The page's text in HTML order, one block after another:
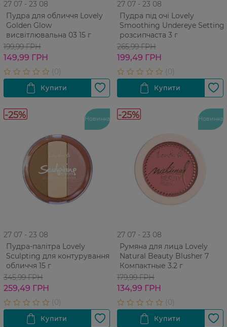
27 07 - 23 08
Пудра для обличчя Lovely
Golden Glow
висвітлювальна 03 15 г
199,99 ГРН
149,99 ГРН
27 07 - 23 08
Пудра під очі Lovely
Smoothing Undereye Setting
розсипчаста 3 г
265,99 ГРН
199,49 ГРН
-25% Новинка
27 07 - 23 08
Пудра-палітра Lovely
Sculpting для контурування
обличчя 15 г
345,99 ГРН
259,49 ГРН
-25% Новинка
27 07 - 23 08
Румяна для лица Lovely
Natural Beauty Blusher 7
Компактные 3.2 г
179,99 ГРН
134,99 ГРН